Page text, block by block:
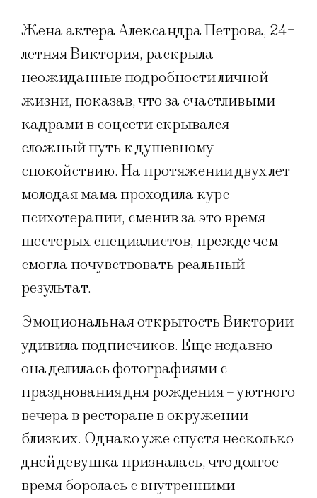
Жена актера Александра Петрова, 24-
летняя Виктория, раскрыла
неожиданные подробности личной
жизни, показав, что за счастливыми
кадрами в соцсети скрывался
сложный путь к душевному
спокойствию. На протяжении двух лет
молодая мама проходила курс
психотерапии, сменив за это время
шестерых специалистов, прежде чем
смогла почувствовать реальный
результат.
Эмоциональная открытость Виктории
удивила подписчиков. Еще недавно
она делилась фотографиями с
празднования дня рождения – уютного
вечера в ресторане в окружении
близких. Однако уже спустя несколько
дней девушка призналась, что долгое
время боролась с внутренними